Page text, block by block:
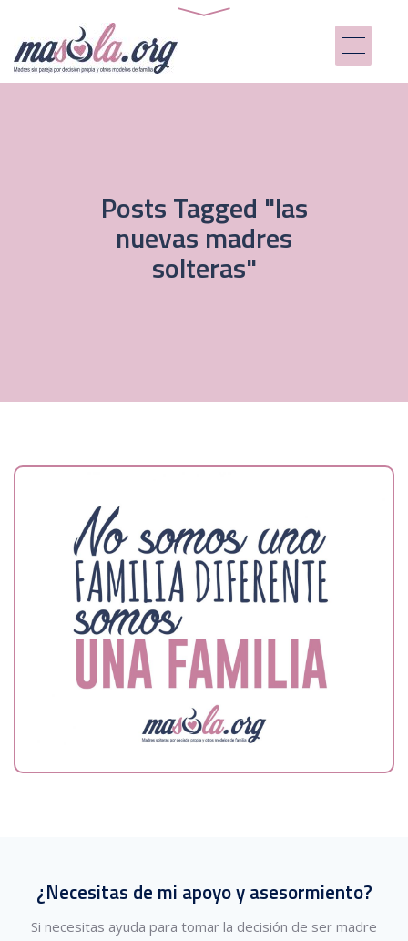
Posts Tagged "las
nuevas madres
solteras"
¿Necesitas de mi apoyo y asesormiento?
Si necesitas ayuda para tomar la decisión de ser madre